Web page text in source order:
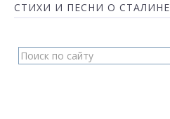
СТИХИ И ПЕСНИ О СТАЛИНЕ